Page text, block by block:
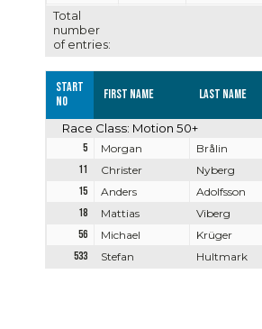
Total
number
of entries:
Start
no
First name Last name
Race Class: Motion 50+
5 Morgan Brålin
11
Christer Nyberg
15
Anders Adolfsson
18
Mattias Viberg
56
Michael Krüger
533
Stefan Hultmark